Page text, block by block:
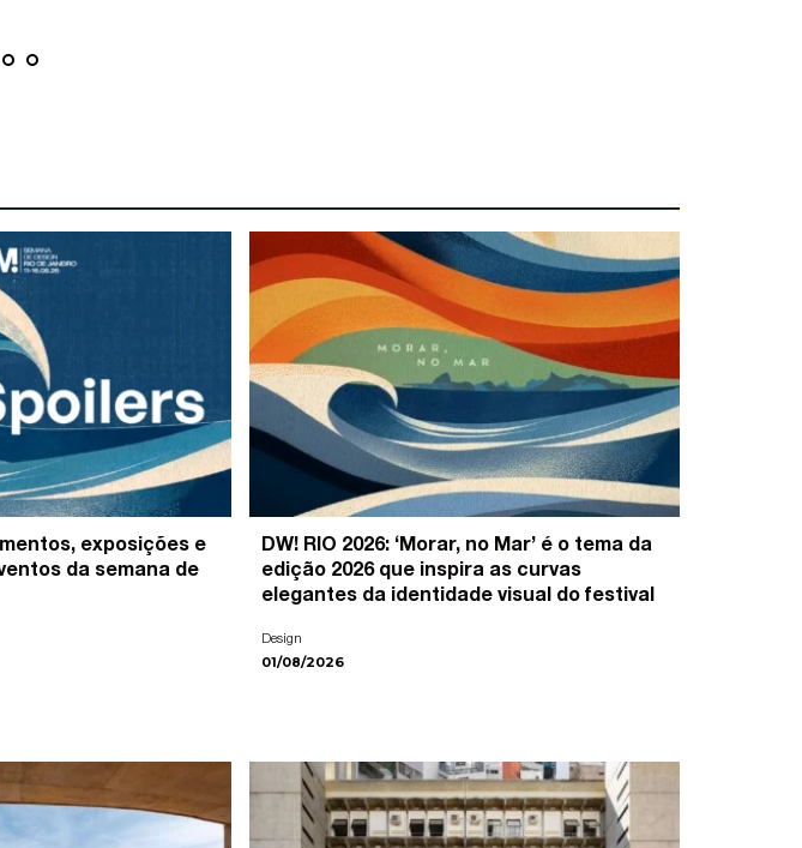
exposições e
da semana de
DW! RIO 2026: ‘Morar, no Mar’ é o tema da
edição 2026 que inspira as curvas
elegantes da identidade visual do festival
Design
01/08/2026